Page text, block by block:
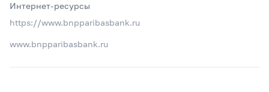
Интернет-ресурсы
https://www.bnpparibasbank.ru
www.bnpparibasbank.ru